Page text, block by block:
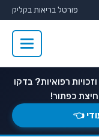
פורטל בריאות בקליק
רפואיות? בדקו
כפתור!
👈